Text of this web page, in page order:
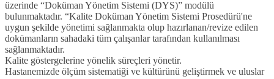
üzerinde “Doküman Yönetim Sistemi (DYS)” modülü
bulunmaktadır. “Kalite Doküman Yönetim Sistemi Prosedürü'ne
uygun şekilde yönetimi sağlanmakta olup hazırlanan/revize edilen
dokümanların sahadaki tüm çalışanlar tarafından kullanılması
sağlanmaktadır.
Kalite göstergelerine yönelik süreçleri yönetir.
Hastanemizde ölçüm sistematiği ve kültürünü geliştirmek ve uluslar